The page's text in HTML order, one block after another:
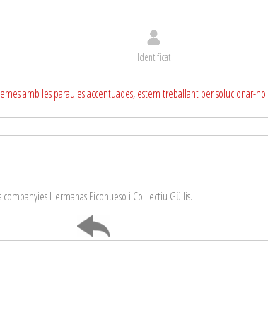
Identificat
amb les paraules accentuades, estem treballant per solucionar-ho.
Hermanas Picohueso i Col·lectiu Güilis.